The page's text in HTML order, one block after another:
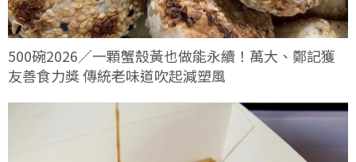
500碗2026／一顆蟹殼黃也做能永續！萬大、鄭記獲
友善食力獎 傳統老味道吹起減塑風